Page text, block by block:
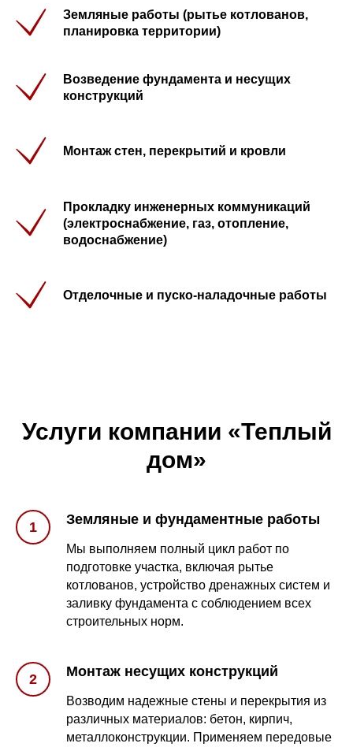
Земляные работы (рытье котлованов,
планировка территории)
Возведение фундамента и несущих
конструкций
Монтаж стен, перекрытий и кровли
Прокладку инженерных коммуникаций
(электроснабжение, газ, отопление,
водоснабжение)
Отделочные и пуско-наладочные работы
Услуги компании «Теплый
дом»
Земляные и фундаментные работы
Мы выполняем полный цикл работ по
подготовке участка, включая рытье
котлованов, устройство дренажных систем и
заливку фундамента с соблюдением всех
строительных норм.
Монтаж несущих конструкций
Возводим надежные стены и перекрытия из
различных материалов: бетон, кирпич,
металлоконструкции. Применяем передовые